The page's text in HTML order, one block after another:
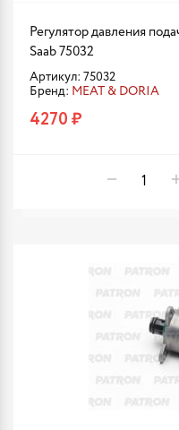
Регулятор давления
Saab 75032
Артикул: 75032
Бренд: MEAT & DORIA
4270 ₽